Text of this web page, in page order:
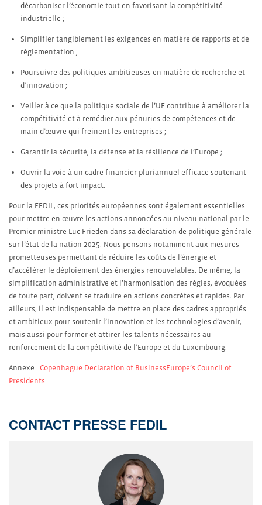
décarboniser l’économie tout en favorisant la compétitivité
industrielle ;
Simplifier tangiblement les exigences en matière de rapports et de
réglementation ;
Poursuivre des politiques ambitieuses en matière de recherche et
d’innovation ;
Veiller à ce que la politique sociale de l’UE contribue à améliorer la
compétitivité et à remédier aux pénuries de compétences et de
main-d’œuvre qui freinent les entreprises ;
Garantir la sécurité, la défense et la résilience de l’Europe ;
Ouvrir la voie à un cadre financier pluriannuel efficace soutenant
des projets à fort impact.
Pour la FEDIL, ces priorités européennes sont également essentielles
pour mettre en œuvre les actions annoncées au niveau national par le
Premier ministre Luc Frieden dans sa déclaration de politique générale
sur l’état de la nation 2025. Nous pensons notamment aux mesures
prometteuses permettant de réduire les coûts de l’énergie et
d’accélérer le déploiement des énergies renouvelables. De même, la
simplification administrative et l’harmonisation des règles, évoquées
de toute part, doivent se traduire en actions concrètes et rapides. Par
ailleurs, il est indispensable de mettre en place des cadres appropriés
et ambitieux pour soutenir l’innovation et les technologies d’avenir,
mais aussi pour former et attirer les talents nécessaires au
renforcement de la compétitivité de l’Europe et du Luxembourg.
Annexe : Copenhague Declaration of BusinessEurope’s Council of
Presidents
CONTACT PRESSE FEDIL